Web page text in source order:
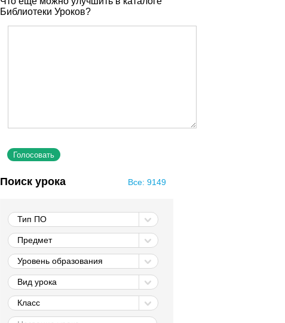
Библиотеки Уроков?
Все: 9149
Поиск урока
Тип ПО
Предмет
Уровень образования
Вид урока
Класс